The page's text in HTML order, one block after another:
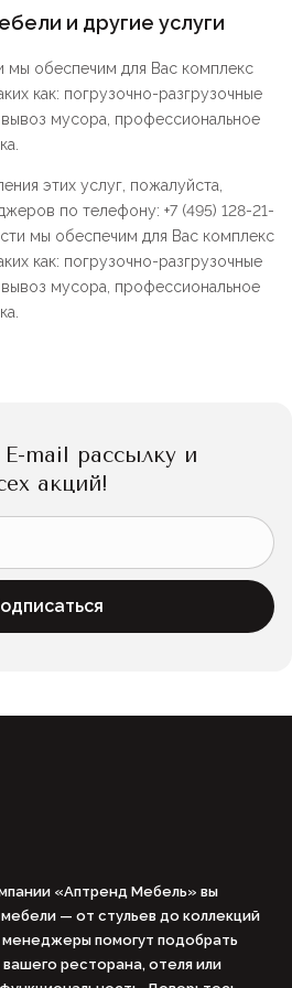
и другие услуги
мы обеспечим для Вас комплекс
как: погрузочно-разгрузочные
мусора, профессиональное
этих услуг, пожалуйста,
по телефону: +7 (495) 128-21-
мы обеспечим для Вас комплекс
как: погрузочно-разгрузочные
мусора, профессиональное
mail рассылку и
акций!
«Аптренд Мебель» вы
— от стульев до коллекций
помогут подобрать
ресторана, отеля или